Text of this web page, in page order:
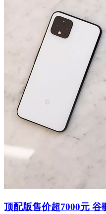
顶配版售价超7000元 谷